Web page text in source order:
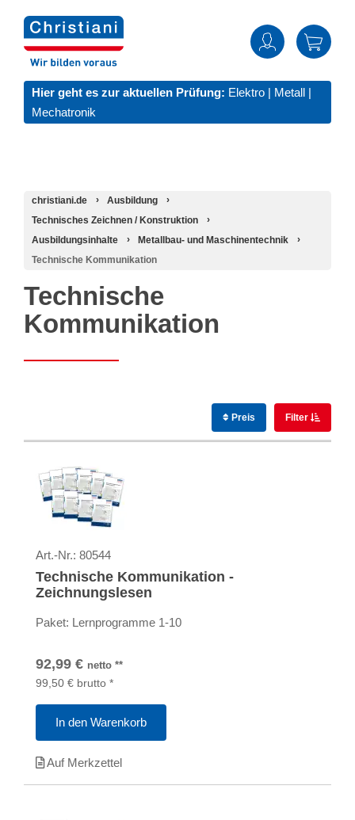
Hier geht es zur aktuellen Prüfung: Elektro | Metall |
Mechatronik
christiani.de
Ausbildung
Technisches Zeichnen / Konstruktion
Ausbildungsinhalte
Metallbau- und Maschinentechnik
Technische Kommunikation
Technische
Kommunikation
Preis Filter
Art.-Nr.: 80544
Technische Kommunikation -
Zeichnungslesen
Paket: Lernprogramme 1-10
92,99 € netto **
99,50 € brutto *
In den Warenkorb
Auf Merkzettel